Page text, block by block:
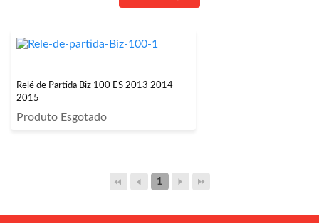
Relé de Partida Biz 100 ES 2013 2014
2015
Produto Esgotado
1